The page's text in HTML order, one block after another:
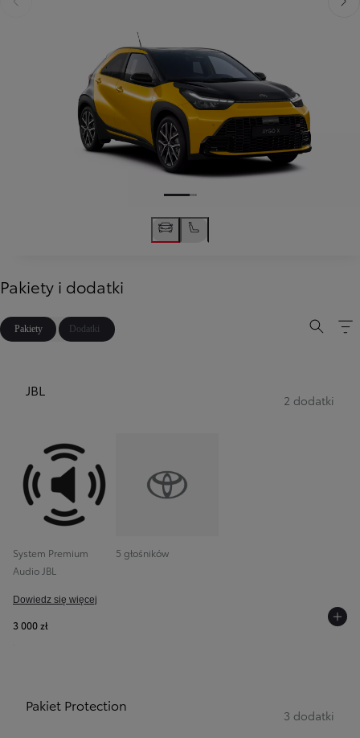
Poprzedni
Pakiety i dodatki
Pakiety Dodatki
JBL
2 dodatki
System Premium
Audio JBL
5 głośników
Dowiedz się więcej
3 000 zł
Pakiet Protection
3 dodatki